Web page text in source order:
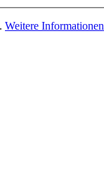
Weitere Informationen